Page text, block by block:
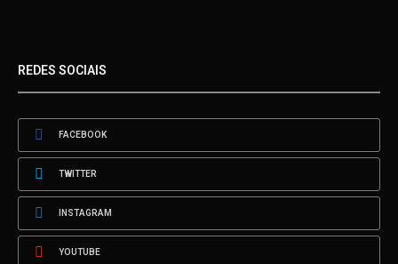
REDES SOCIAIS
FACEBOOK
TWITTER
INSTAGRAM
YOUTUBE